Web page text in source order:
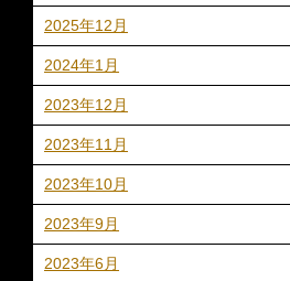
2025年12月
2024年1月
2023年12月
2023年11月
2023年10月
2023年9月
2023年6月